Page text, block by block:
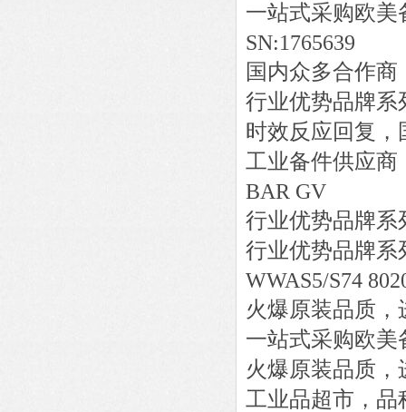
一站式采购欧美
SN:1765639
国内众多合作
行业优势品牌系
时效反应回复，
工业备件供应商
BAR GV
行业优势品牌系
行业优势品牌系
WWAS5/S74
火爆原装品质，
一站式采购欧美
火爆原装品质，
工业品超市，品